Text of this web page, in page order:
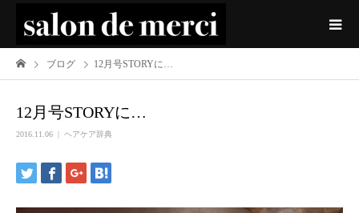
ブログ 12月号STORYに…
12月号STORYに…
2016.11.06 ヘアケア辞典